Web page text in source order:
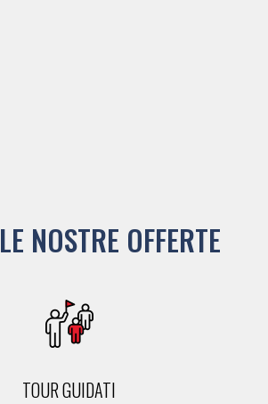
LE NOSTRE OFFERTE
TOUR GUIDATI